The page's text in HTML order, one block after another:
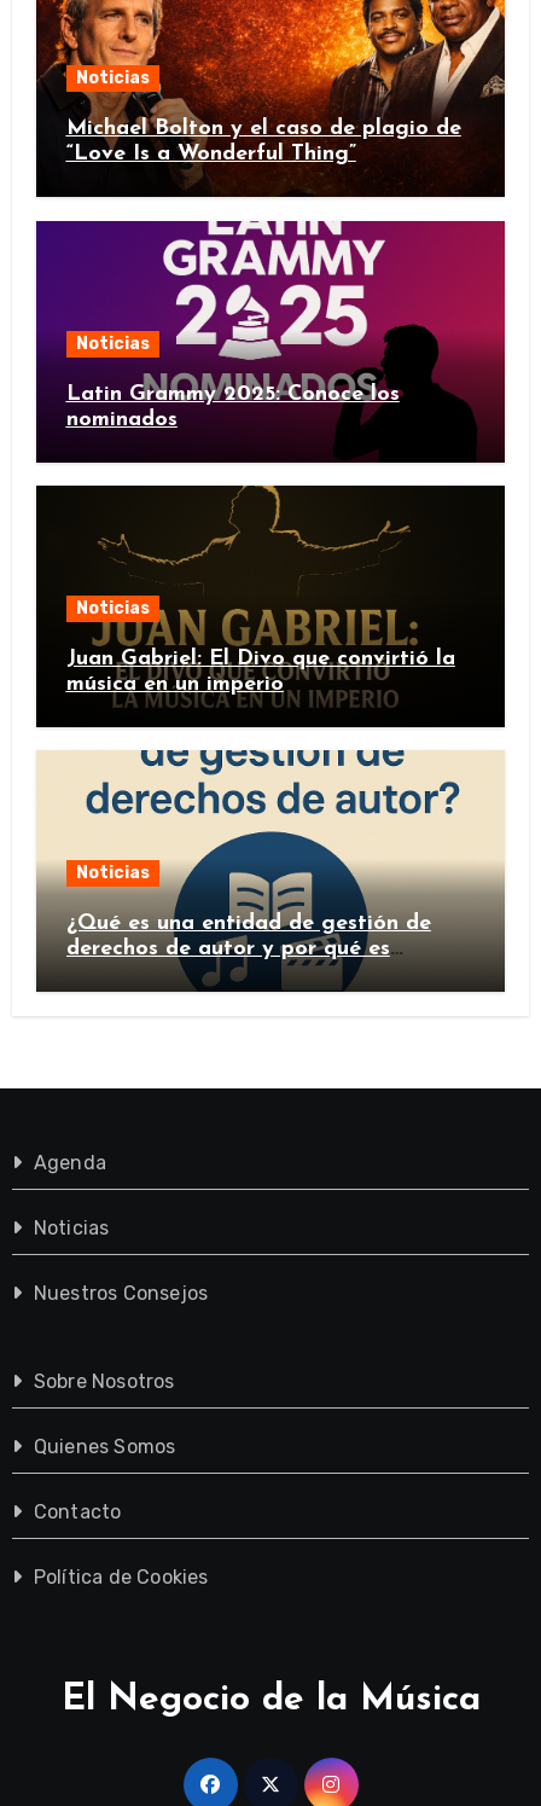
Noticias
Michael Bolton y el caso de plagio de
“Love Is a Wonderful Thing”
Noticias
Latin Grammy 2025: Conoce los
nominados
Noticias
Juan Gabriel: El Divo que convirtió la
música en un imperio
Noticias
¿Qué es una entidad de gestión de
derechos de autor y por qué es
importante?
Agenda
Noticias
Nuestros Consejos
Sobre Nosotros
Quienes Somos
Contacto
Política de Cookies
El Negocio de la Música